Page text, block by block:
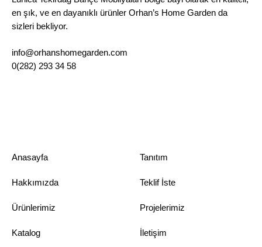
en şık, ve en dayanıklı ürünler Orhan’s Home Garden da
sizleri bekliyor.
info@orhanshomegarden.com
0(282) 293 34 58
Anasayfa
Hakkımızda
Ürünlerimiz
Katalog
Tanıtım
Teklif İste
Projelerimiz
İletişim